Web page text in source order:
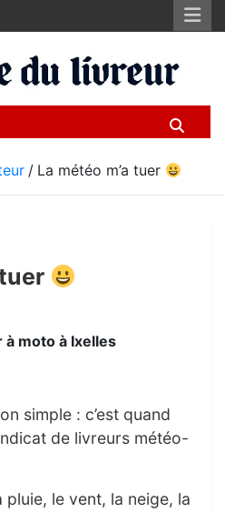
livreur
et les autres
La météo m’a tuer
moto à Ixelles
simple : c’est quand
de livreurs météo-
pluie, le vent, la neige, la